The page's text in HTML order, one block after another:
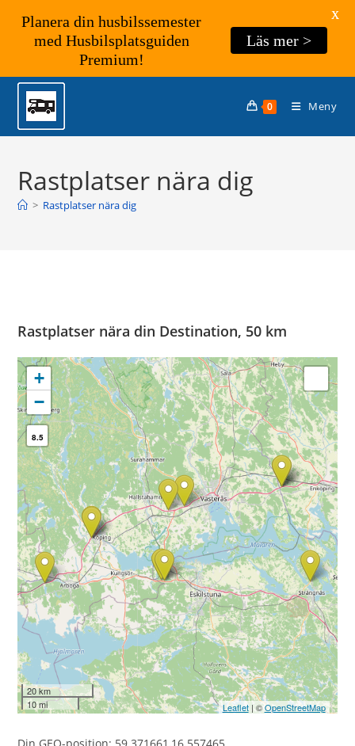
Hoppa
innehållet
0 Meny
Rastplatser nära dig
> Rastplatser nära dig
Rastplatser nära din Destination, 50 km
+
−
8.5
20 km
10 mi
Leaflet| ©OpenStreetMap
Planera din husbilssemester
med Husbilsplatsguiden
Premium!
Läs mer >
X